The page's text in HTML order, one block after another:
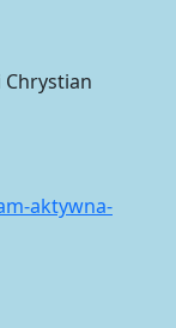
Chrystian
aktywna-